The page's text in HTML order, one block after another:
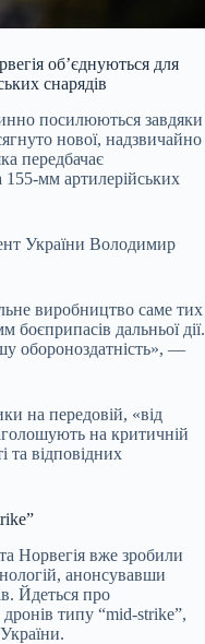
об’єднуються для
снарядів
посилюються завдяки
нової, надзвичайно
передбачає
мм артилерійських
України Володимир
виробництво саме тих
боєприпасів дальньої дії.
обороноздатність», —
на передовій, «від
на критичній
та відповідних
Норвегія вже зробили
анонсувавши
Йдеться про
типу “mid-strike”,